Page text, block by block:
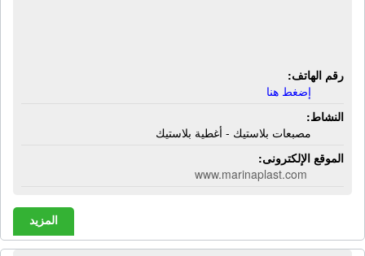
رقم الهاتف:
إضغط هنا
النشاط:
مصبعات بلاستيك - أغطية بلاستيك
الموقع الإلكترونى:
www.marinaplast.com
المزيد